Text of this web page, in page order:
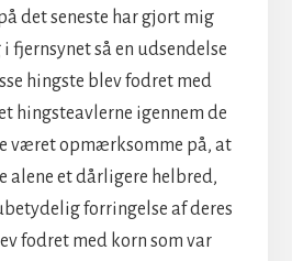
det seneste har gjort mig
i fjernsynet så en udsendelse
hingste blev fodret med
hingsteavlerne igennem de
været opmærksomme på, at
alene et dårligere helbred,
forringelse af deres
fodret med korn som var